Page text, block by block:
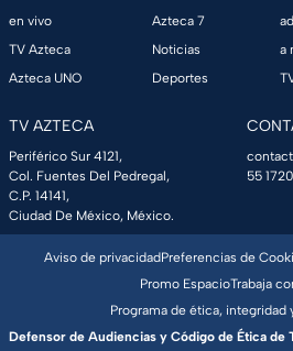
en vivo
TV Azteca
Azteca UNO
Azteca 7
Noticias
Deportes
a
TV AZTECA
Periférico Sur 4121,
Col. Fuentes Del Pedregal,
C.P. 14141,
Ciudad De México, México.
55
Aviso de privacidadPreferencias de
Promo EspacioTrabaja
Programa de ética,
Defensor de Audiencias y Código de Ética de